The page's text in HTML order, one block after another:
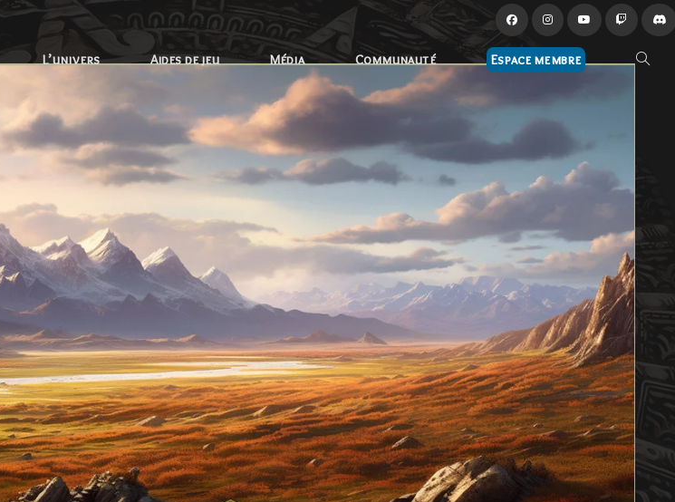
L’univers Aides de jeu Média Communauté Espace membre